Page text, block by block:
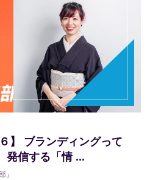
】 ブランディングって
発信する「情 ...
』